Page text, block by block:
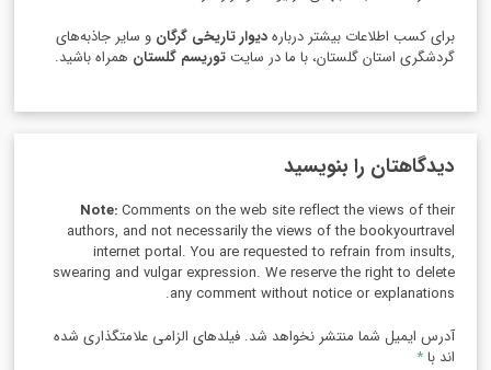
برای کسب اطلاعات بیشتر دربارهدیوار تاریخی گرگان و سایر جاذبه‌های
گردشگری استان گلستان، با ما در سایتتوریسم گلستان همراه باشید.
دیدگاهتان را بنویسید
Note:Comments on the web site reflect the views of their
authors, and not necessarily the views of the bookyourtravel
internet portal. You are requested to refrain from insults,
swearing and vulgar expression. We reserve the right to delete
any comment without notice or explanations.
آدرس ایمیل شما منتشر نخواهد شد. فیلدهای الزامی علامتگذاری شده
اند با*